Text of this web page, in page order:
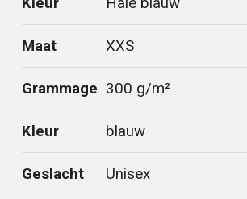
Maat XXS
Grammage 300 g/m²
Kleur blauw
Geslacht Unisex